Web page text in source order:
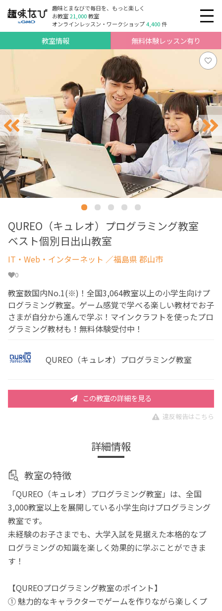
趣味とまなびで毎日を、もっと楽しく
お教室21,000教室
オンラインレッスン・ワークショップ4,400件
教室情報 無料体験レッスン有り
QUREO（キュレオ）プログラミング教室
ベスト個別日出山教室
IT・Web・インターネット ／福島県 郡山市
0
教室数国内No.1(※)！全国3,064教室以上の小学生向けプ
ログラミング教室。ゲーム感覚で学べる楽しい教材でお子
さまが自分から進んで学ぶ！マインクラフトを使ったプロ
グラミング教材も！無料体験受付中！
QUREO（キュレオ）プログラミング教室
この教室の詳細を見る
違反報告はこちら
詳細情報
教室の特徴
「QUREO（キュレオ）プログラミング教室」は、全国
3,000教室以上を展開している小学生向けプログラミング
教室です。
未経験のお子さまでも、大学入試を見据えた本格的なプ
ログラミングの知識を楽しく効果的に学ぶことができま
す！
【QUREOプログラミング教室のポイント】
① 魅力的なキャラクターでゲームを作りながら楽しくプ